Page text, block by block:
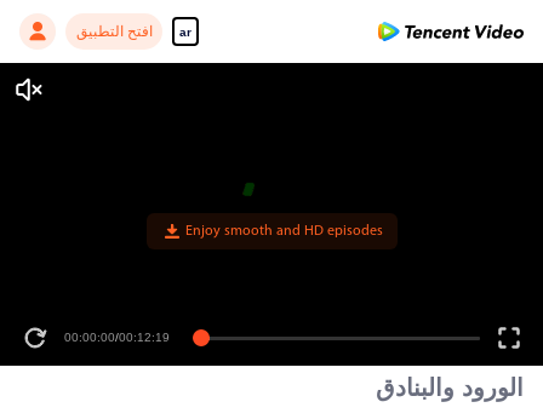
ar افتح التطبيق
00:00:00/00:12:19
الورود والبنادق